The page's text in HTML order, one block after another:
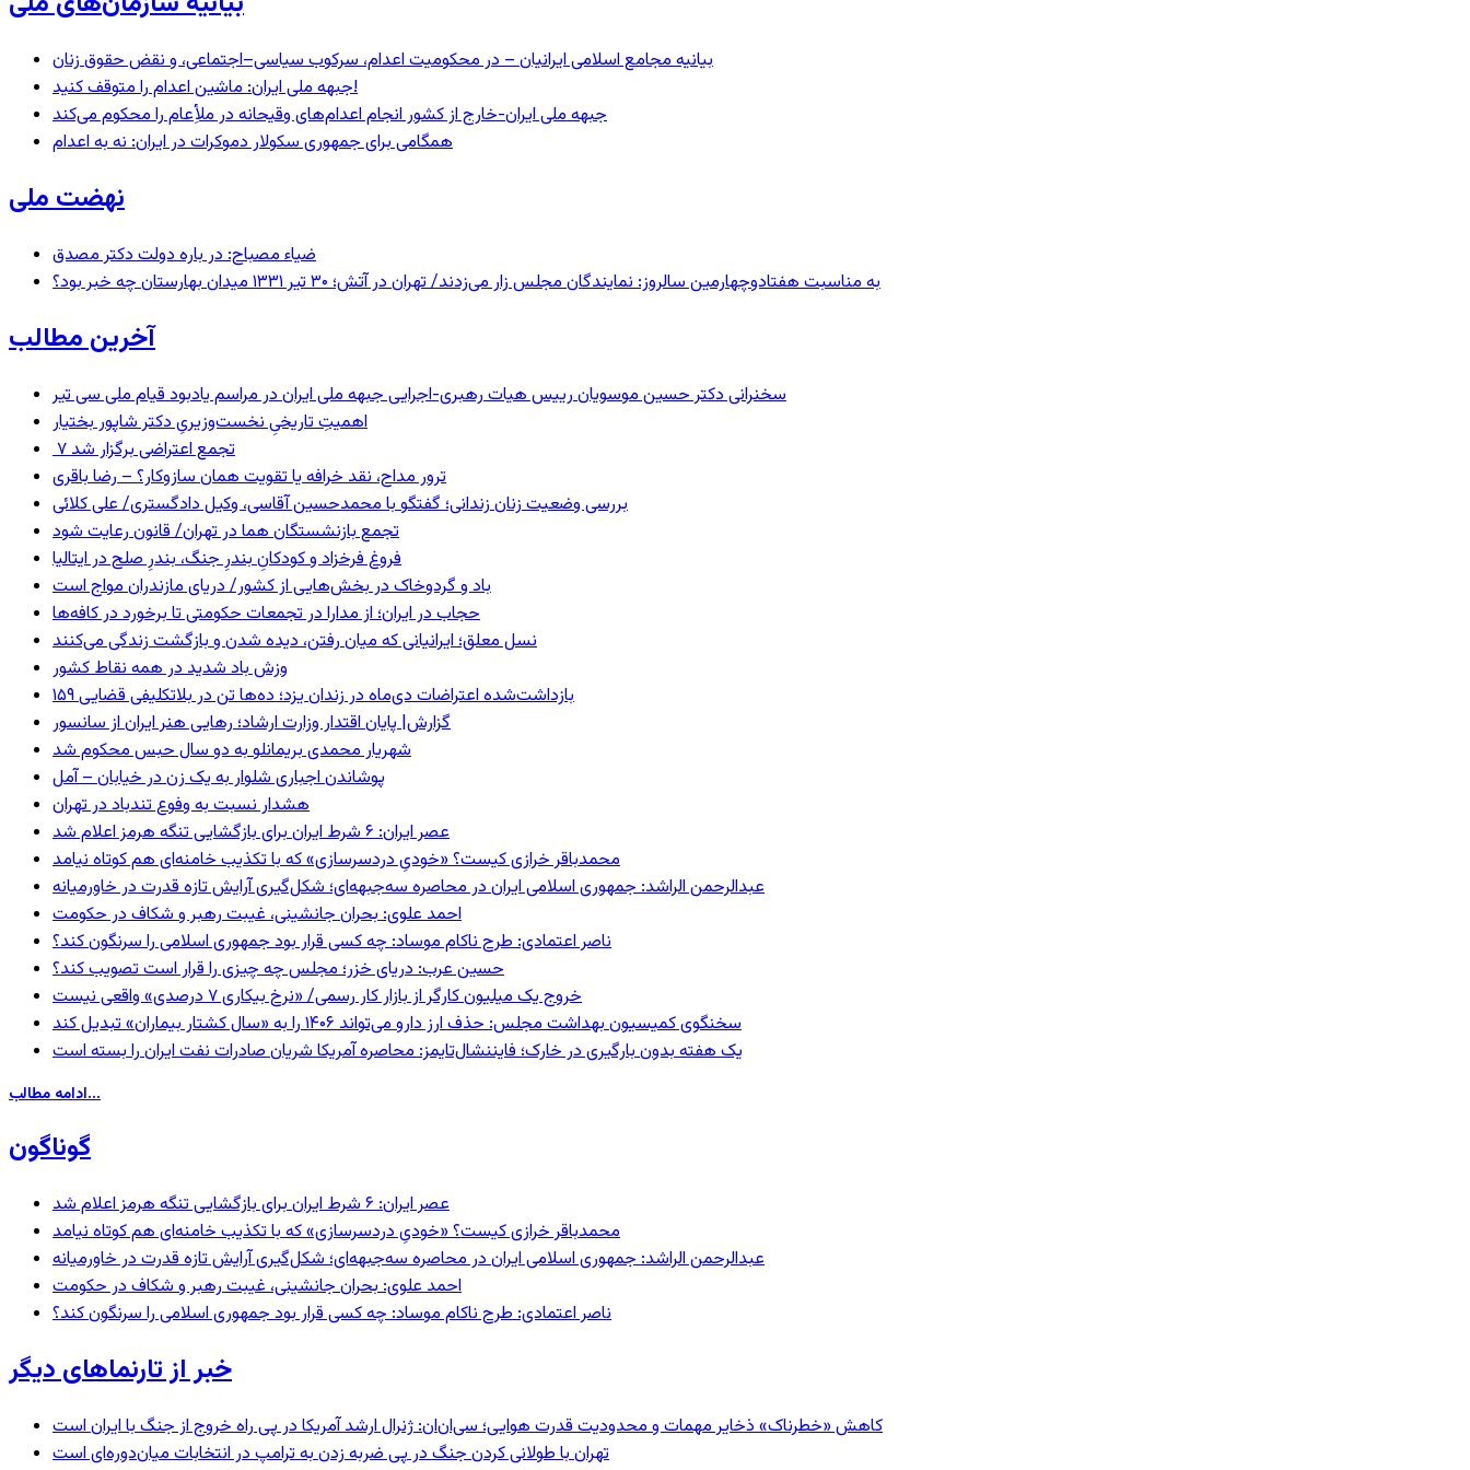
بیانیه مجامع اسلامی ایرانیان – در محکومیت اعدام، سرکوب سیاسی–اجتماعی، و نقض حقوق زنان
جبهه ملی ایران: ماشین اعدام را متوقف کنید!
جبهه ملی ایران-خارج از کشور انجام اعدام‌های وقیحانه در ملأِعام را محکوم می‌کند
همگامی برای جمهوری سکولار دموکرات در ایران: نه به اعدام
نهضت ملی
ضیاء مصباح: در باره دولت دکتر مصدق
به مناسبت هفتادوچهارمین سالروز: نمایندگان مجلس زار می‌زدند/ تهران در آتش؛ ۳۰ تیر ۱۳۳۱ میدان بهارستان چه خبر بود؟
آخرین مطالب
سخنرانی دکتر حسین موسویان رییس هیات رهبری-اجرایی جبهه ملی ایران در مراسم یادبود قیام ملی سی تیر
اهمیتِ تاریخیِ نخست‌وزیریِ دکتر شاپور بختیار
۷ تجمع اعتراضی برگزار شد
ترور مداح، نقد خرافه یا تقویت همان سازوکار؟ – رضا باقری
بررسی وضعیت زنان زندانی؛ گفتگو با محمدحسین آقاسی، وکیل دادگستری/ علی کلائی
تجمع بازنشستگان هما در تهران/ قانون رعایت شود
فروغ فرخزاد و کودکانِ بندرِ جنگ، بندرِ صلح در ایتالیا
باد و گردوخاک در بخش‌هایی از کشور/ دریای مازندران مواج است
حجاب در ایران؛ از مدارا در تجمعات حکومتی تا برخورد در کافه‌ها
نسل معلق؛ ایرانیانی که میان رفتن، دیده شدن و بازگشت زندگی می‌کنند
وزش باد شدید در همه نقاط کشور
۱۵۹ بازداشت‌شده اعتراضات دی‌ماه در زندان یزد؛ ده‌ها تن در بلاتکلیفی قضایی
گزارش| پایان اقتدار وزارت ارشاد؛ رهایی هنر ایران از سانسور
شهریار محمدی بریمانلو به دو سال حبس محکوم شد
پوشاندن اجباری شلوار به یک زن در خیابان – آمل
هشدار نسبت به وفوع تندباد در تهران
عصر ایران: ۶ شرط ایران برای بازگشایی تنگه هرمز اعلام شد
محمدباقر خرازی کیست؟ «خودیِ دردسرسازی» که با تکذیب خامنه‌ای هم کوتاه نیامد
عبدالرحمن الراشد: جمهوری اسلامی ایران در محاصره سه‌جبهه‌ای؛ شکل‌گیری آرایش تازه قدرت در خاورمیانه
احمد علوی: بحران جانشینی، غیبت رهبر و شکاف در حکومت
ناصر اعتمادی: طرح ناکام موساد: چه کسی قرار بود جمهوری اسلامی را سرنگون کند؟
حسین عرب: دریای خزر؛ مجلس چه چیزی را قرار است تصویب کند؟
خروج یک میلیون کارگر از بازار کار رسمی/ «نرخ بیکاری ۷ درصدی» واقعی نیست
سخنگوی کمیسیون بهداشت مجلس: حذف ارز دارو می‌تواند ۱۴۰۶ را به «سال کشتار بیماران» تبدیل کند
یک هفته بدون بارگیری در خارک؛ فایننشال‌تایمز: محاصره آمریکا شریان صادرات نفت ایران را بسته است
ادامه مطالب...
گوناگون
عصر ایران: ۶ شرط ایران برای بازگشایی تنگه هرمز اعلام شد
محمدباقر خرازی کیست؟ «خودیِ دردسرسازی» که با تکذیب خامنه‌ای هم کوتاه نیامد
عبدالرحمن الراشد: جمهوری اسلامی ایران در محاصره سه‌جبهه‌ای؛ شکل‌گیری آرایش تازه قدرت در خاورمیانه
احمد علوی: بحران جانشینی، غیبت رهبر و شکاف در حکومت
ناصر اعتمادی: طرح ناکام موساد: چه کسی قرار بود جمهوری اسلامی را سرنگون کند؟
خبر از تارنماهای دیگر
کاهش «خطرناک» ذخایر مهمات و محدودیت قدرت هوایی؛ سی‌ان‌ان: ژنرال ارشد آمریکا در پی راه خروج از جنگ با ایران است
تهران با طولانی کردن جنگ در پی ضربه زدن به ترامپ در انتخابات میان‌دوره‌ای است